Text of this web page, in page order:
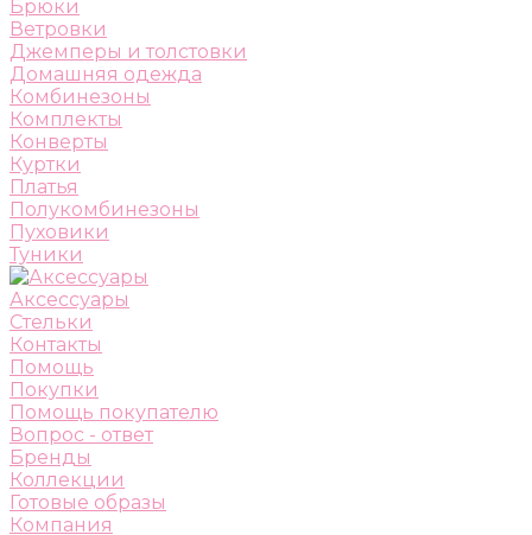
Брюки
Ветровки
Джемперы и толстовки
Домашняя одежда
Комбинезоны
Комплекты
Конверты
Куртки
Платья
Полукомбинезоны
Пуховики
Туники
Аксессуары
Стельки
Контакты
Помощь
Покупки
Помощь покупателю
Вопрос - ответ
Бренды
Коллекции
Готовые образы
Компания